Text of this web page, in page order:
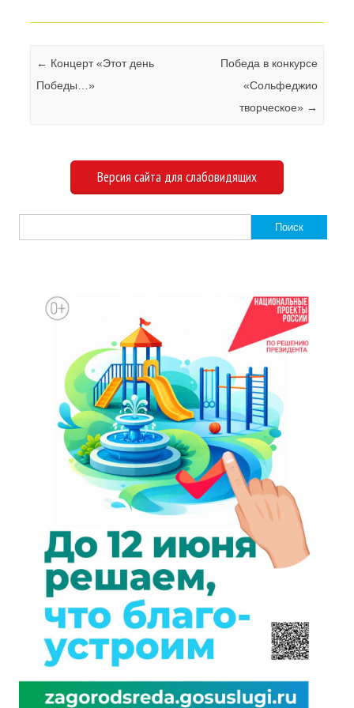
Навигация по записям
← Концерт «Этот день
Победы…»
Победа в конкурсе
«Сольфеджио
творческое» →
Версия сайта для слабовидящих